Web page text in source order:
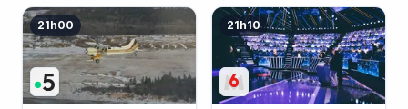
21h00 21h10